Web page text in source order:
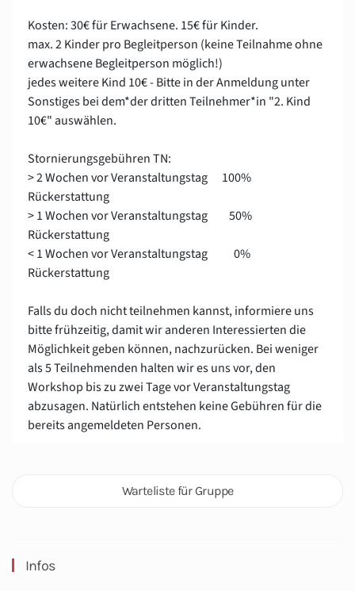
Kosten: 30€ für Erwachsene. 15€ für Kinder.
max. 2 Kinder pro Begleitperson (keine Teilnahme ohne
erwachsene Begleitperson möglich!)
jedes weitere Kind 10€ - Bitte in der Anmeldung unter
Sonstiges bei dem*der dritten Teilnehmer*in "2. Kind
10€" auswählen.
Stornierungsgebühren TN:
> 2 Wochen vor Veranstaltungstag 100%
Rückerstattung
> 1 Wochen vor Veranstaltungstag 50%
Rückerstattung
< 1 Wochen vor Veranstaltungstag 0%
Rückerstattung
Falls du doch nicht teilnehmen kannst, informiere uns
bitte frühzeitig, damit wir anderen Interessierten die
Möglichkeit geben können, nachzurücken. Bei weniger
als 5 Teilnehmenden halten wir es uns vor, den
Workshop bis zu zwei Tage vor Veranstaltungstag
abzusagen. Natürlich entstehen keine Gebühren für die
bereits angemeldeten Personen.
Warteliste für Gruppe
Infos